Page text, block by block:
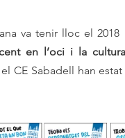
va tenir lloc el 2018
en l’oci i la
CE Sabadell han